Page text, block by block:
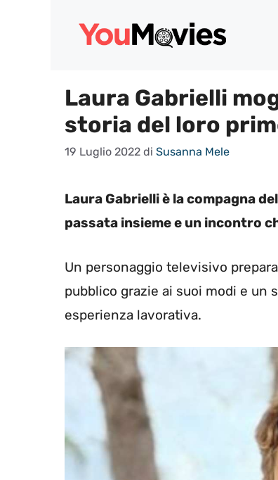
Laura Gabrielli
storia del loro
19 Luglio 2022 di Susanna Mele
Laura Gabrielli è la compagna
passata insieme e un incontro
Un personaggio televisivo
pubblico grazie ai suoi modi e un
esperienza lavorativa.